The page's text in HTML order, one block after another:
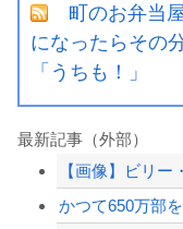
町のお弁当
になったらその
「うちも！」
最新記事（外部）